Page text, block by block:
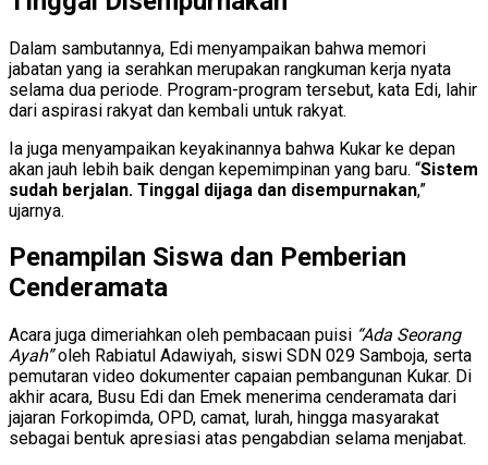
Dalam sambutannya, Edi menyampaikan bahwa memori
jabatan yang ia serahkan merupakan rangkuman kerja nyata
selama dua periode. Program-program tersebut, kata Edi, lahir
dari aspirasi rakyat dan kembali untuk rakyat.
Ia juga menyampaikan keyakinannya bahwa Kukar ke depan
akan jauh lebih baik dengan kepemimpinan yang baru. “Sistem
sudah berjalan. Tinggal dijaga dan disempurnakan,”
ujarnya.
Penampilan Siswa dan Pemberian
Cenderamata
Acara juga dimeriahkan oleh pembacaan puisi “Ada Seorang
Ayah”oleh Rabiatul Adawiyah, siswi SDN 029 Samboja, serta
pemutaran video dokumenter capaian pembangunan Kukar. Di
akhir acara, Busu Edi dan Emek menerima cenderamata dari
jajaran Forkopimda, OPD, camat, lurah, hingga masyarakat
sebagai bentuk apresiasi atas pengabdian selama menjabat.